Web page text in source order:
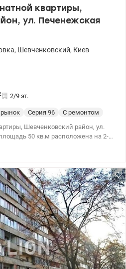
квартиры,
ул. Печенежская
, Шевченковский, Киев
2/9 эт.
Cерия 96
С ремонтом
Шевченковский район, ул.
50 кв.м расположена на 2-м
пола. Санузел после
кабинка. Есть газ. Зимой очень
Чистый и опрятный подъезд.
дворе. До метро – всего 10
подойдет как для
и инвестиции в аренду. Цена:
1149827